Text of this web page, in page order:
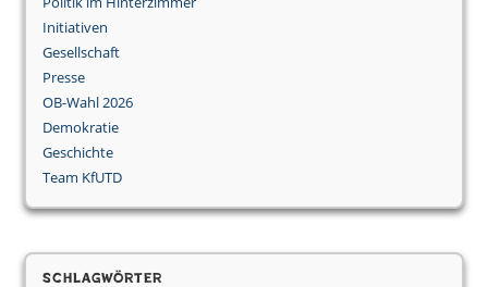
Initiativen
Gesellschaft
Presse
OB-Wahl 2026
Demokratie
Geschichte
Team KfUTD
Schlagwörter